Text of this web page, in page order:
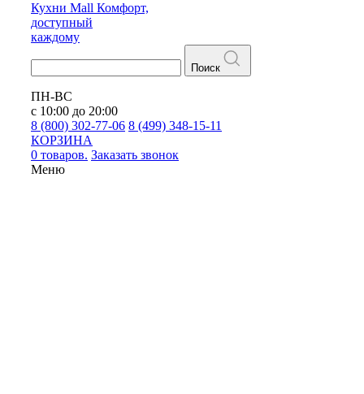
Кухни Mall Комфорт,
доступный
каждому
Поиск
ПН-ВС
с 10:00 до 20:00
8 (800) 302-77-06 8 (499) 348-15-11
КОРЗИНА
0 товаров. Заказать звонок
Меню